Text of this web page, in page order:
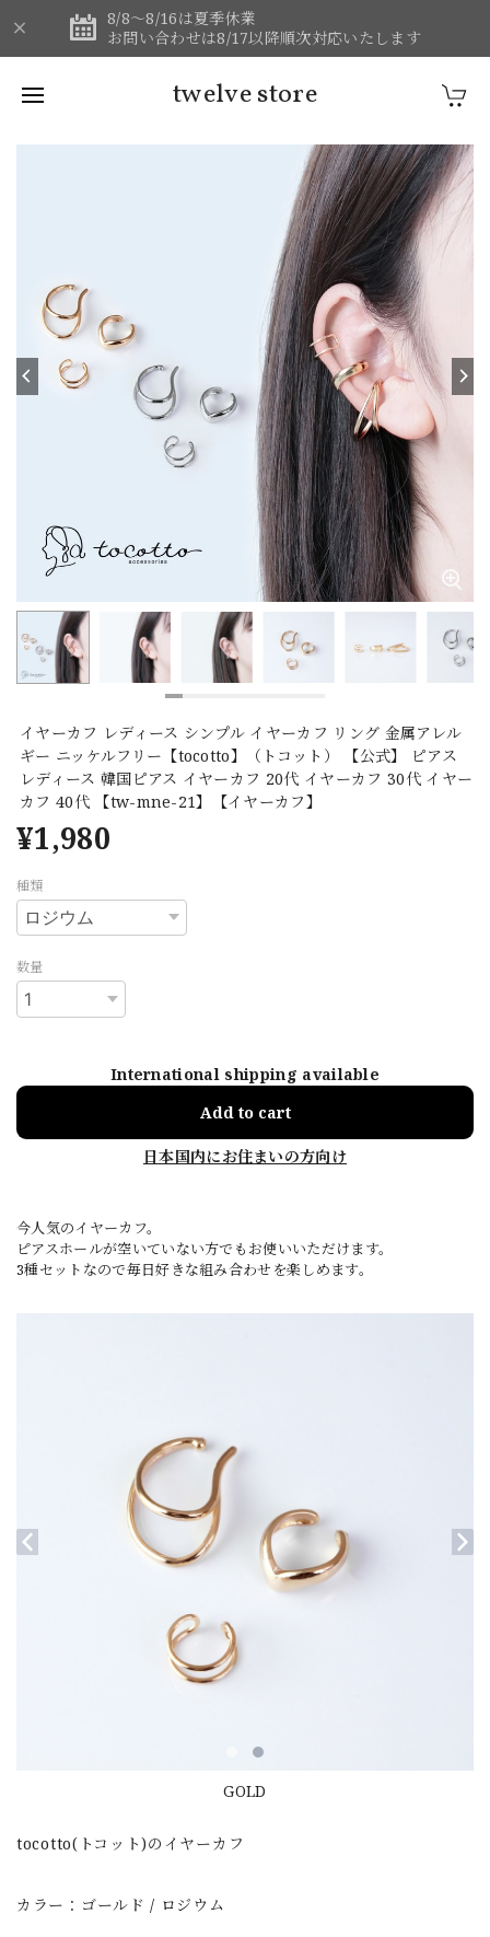
8/8～8/16は夏季休業
お問い合わせは8/17以降順次対応いたします
twelve store
イヤーカフ レディース シンプル イヤーカフ リング 金属アレル
ギー ニッケルフリー【tocotto】（トコット） 【公式】 ピアス
レディース 韓国ピアス イヤーカフ 20代 イヤーカフ 30代 イヤー
カフ 40代 【tw-mne-21】【イヤーカフ】
¥1,980
種類
数量
International shipping available
Add to cart
日本国内にお住まいの方向け
今人気のイヤーカフ。
ピアスホールが空いていない方でもお使いいただけます。
3種セットなので毎日好きな組み合わせを楽しめます。
GOLD
tocotto(トコット)のイヤーカフ
カラー：ゴールド / ロジウム